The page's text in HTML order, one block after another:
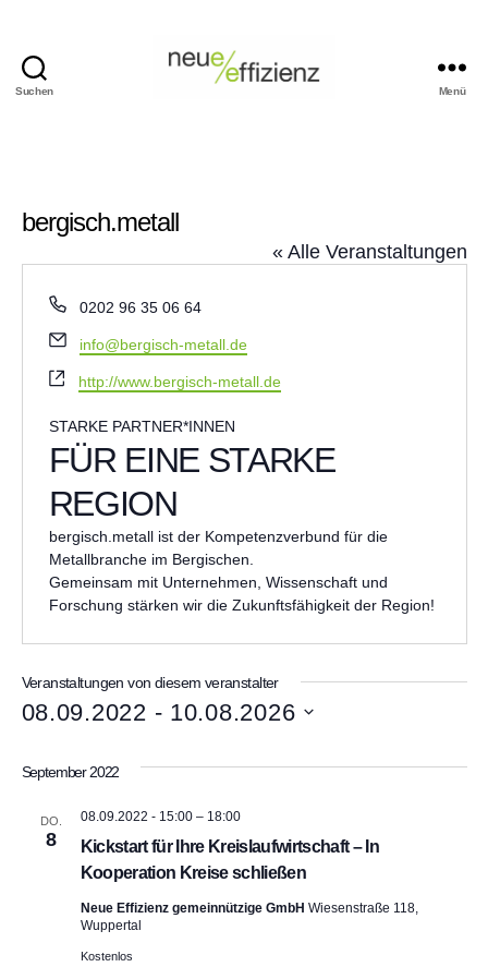
Suchen Menü
bergisch.metall
« Alle Veranstaltungen
T
l
e
f
o
n
0202 96 35 06 64
E
a
l
info@bergisch-metall.de
W
b
s
e
i
t
e
http://www.bergisch-metall.de
STARKE PARTNER*INNEN
FÜR EINE STARKE
REGION
bergisch.metall ist der Kompetenzverbund für die
Metallbranche im Bergischen.
Gemeinsam mit Unternehmen, Wissenschaft und
Forschung stärken wir die Zukunftsfähigkeit der Region!
Veranstaltungen von diesem veranstalter
08.09.2022 - 10.08.2026
tSeptember 2022
DO.
8
Kickstart für Ihre Kreislaufwirtschaft – In
Kooperation Kreise schließen
08.09.2022 - 15:00– 18:00
Neue Effizienz gemeinnützige GmbH Wiesenstraße 118,
Wuppertal
Kostenlos